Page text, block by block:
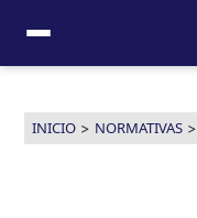
contenido
INICIO> NORMATIVAS>